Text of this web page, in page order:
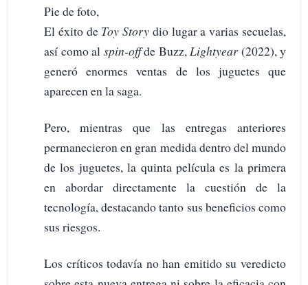
Pie de foto,
El éxito de Toy Story dio lugar a varias secuelas,
así como al spin-offde Buzz,Lightyear (2022), y
generó enormes ventas de los juguetes que
aparecen en la saga.
Pero, mientras que las entregas anteriores
permanecieron en gran medida dentro del mundo
de los juguetes, la quinta película es la primera
en abordar directamente la cuestión de la
tecnología, destacando tanto sus beneficios como
sus riesgos.
Los críticos todavía no han emitido su veredicto